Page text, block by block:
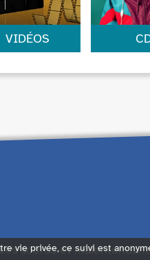
VIDÉOS
TV, voici
classique
sourds et
vie privée, ce suivi est